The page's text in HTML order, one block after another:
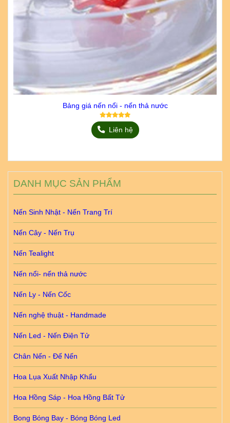
Bảng giá nến nổi - nến thả nước
Liên hệ
DANH MỤC SẢN PHẨM
Nến Sinh Nhật - Nến Trang Trí
Nến Cây - Nến Trụ
Nến Tealight
Nến nổi- nến thả nước
Nến Ly - Nến Cốc
Nến nghệ thuật - Handmade
Nến Led - Nến Điện Tử
Chân Nến - Đế Nến
Hoa Lụa Xuất Nhập Khẩu
Hoa Hồng Sáp - Hoa Hồng Bất Tử
Bong Bóng Bay - Bóng Bóng Led